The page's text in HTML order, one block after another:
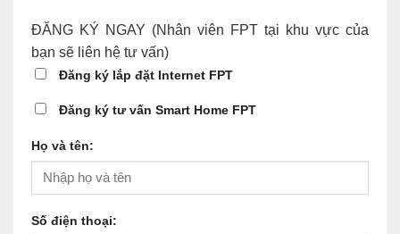
ĐĂNG KÝ NGAY (Nhân viên FPT tại khu vực của
bạn sẽ liên hệ tư vấn)
Đăng ký lắp đặt Internet FPT
Đăng ký tư vấn Smart Home FPT
Họ và tên:
Số điện thoại: